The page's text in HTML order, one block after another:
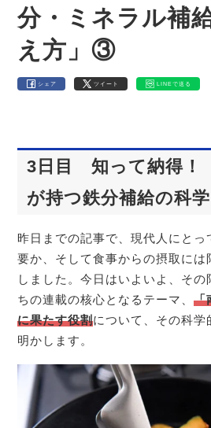
分・ミネラル補
え方」③
シェア ツイート LINEで送る
3日目 知って納得！
が持つ鉄分補給の科
昨日までの記事で、現代人にと
要か、そして食事からの摂取には
しました。今日はいよいよ、その
ちの連載の核心となるテーマ、「
に果たす役割について、その科学
明かします。